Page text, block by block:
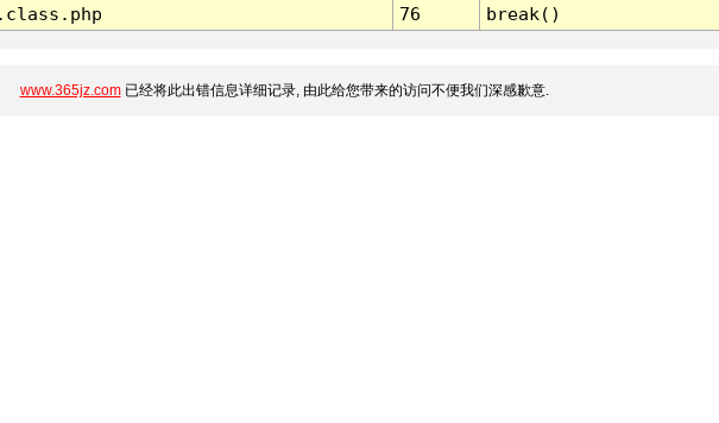
76 break()
www.365jz.com已经将此出错信息详细记录, 由此给您带来的访问不便我们深感歉意.